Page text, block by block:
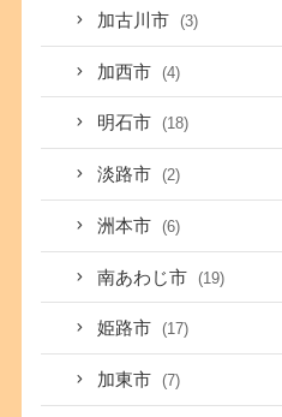
加古川市 (3)
加西市 (4)
明石市 (18)
淡路市 (2)
洲本市 (6)
南あわじ市 (19)
姫路市 (17)
加東市 (7)